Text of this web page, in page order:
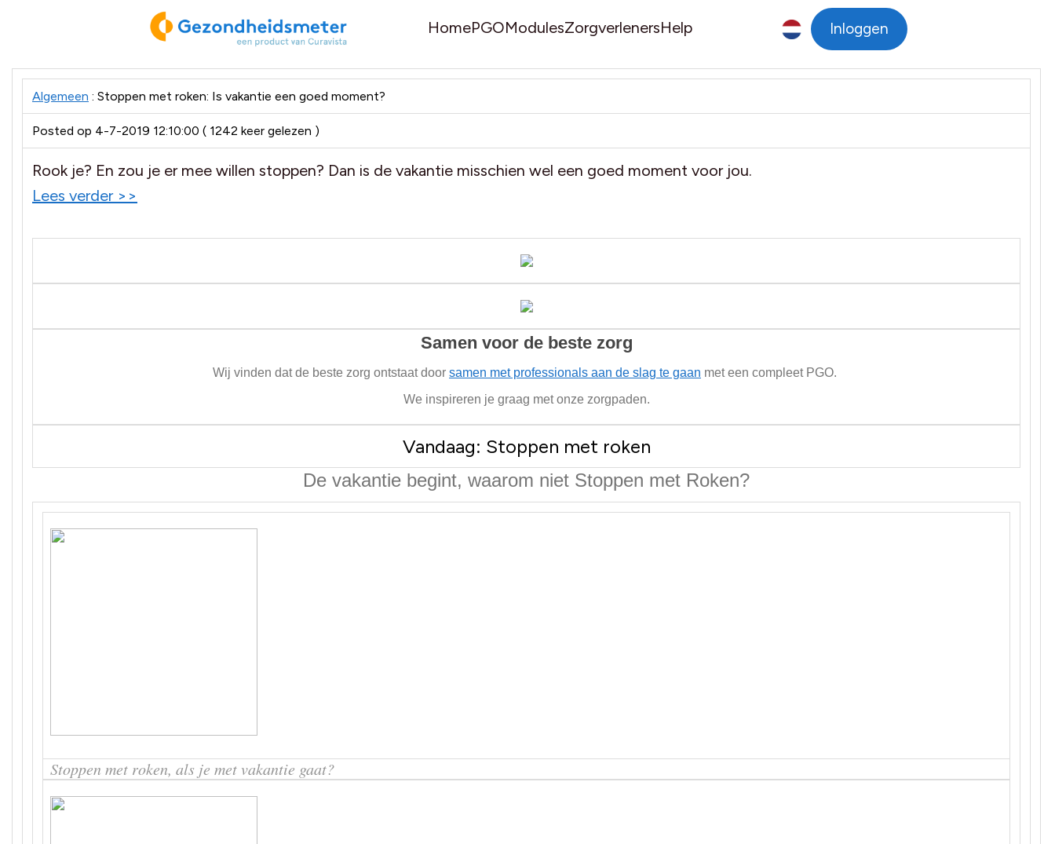
Gezondheidsmeter
HomePGOModulesZorgverlenersHelp
Taalkeuze
Inloggen
Algemeen : Stoppen met roken: Is vakantie een goed moment?
Posted op 4-7-2019 12:10:00 ( 1242 keer gelezen )
Rook je? En zou je er mee willen stoppen? Dan is de vakantie misschien wel een goed moment voor jou.
Lees verder >>
Samen voor de beste zorg
Wij vinden dat de beste zorg ontstaat door samen met professionals aan de slag te gaan met een compleet PGO.
We inspireren je graag met onze zorgpaden.
Vandaag: Stoppen met roken
De vakantie begint, waarom niet Stoppen met Roken?
Stoppen met roken, als je met vakantie gaat?